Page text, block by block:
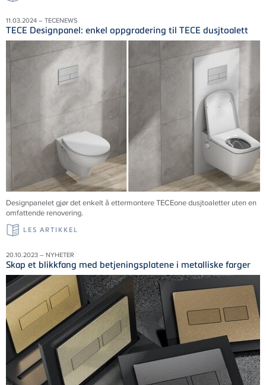
11.03.2024 – TECENEWS
TECE Designpanel: enkel oppgradering til TECE dusjtoalett
Designpanelet gjør det enkelt å ettermontere TECEone dusjtoaletter uten en
omfattende renovering.
LES ARTIKKEL
20.10.2023 – NYHETER
Skap et blikkfang med betjeningsplatene i metalliske farger